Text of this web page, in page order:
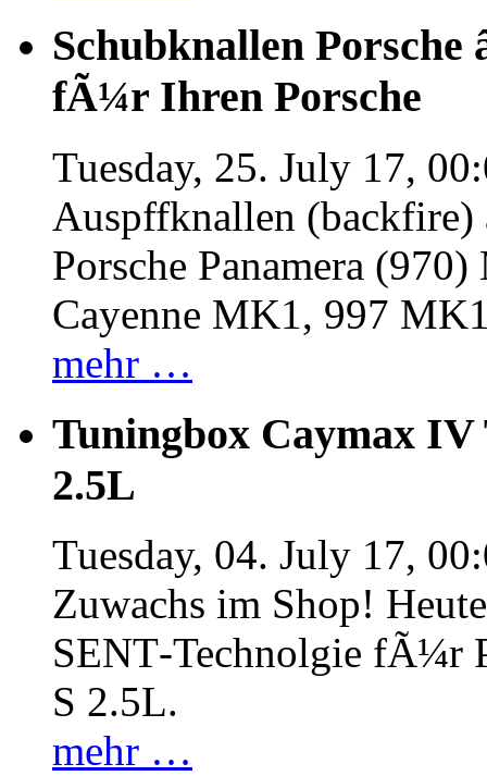
Schubknallen Porsche
fÃ¼r Ihren Porsche
Tuesday, 25. July 17,
Auspffknallen
Porsche Panamera
Cayenne MK1, 997
mehr …
Tuningbox Caymax IV
2.5L
Tuesday, 04. July 17,
Zuwachs im Shop!
SENT‐Technolgie fÃ¼r
S 2.5L.
mehr …